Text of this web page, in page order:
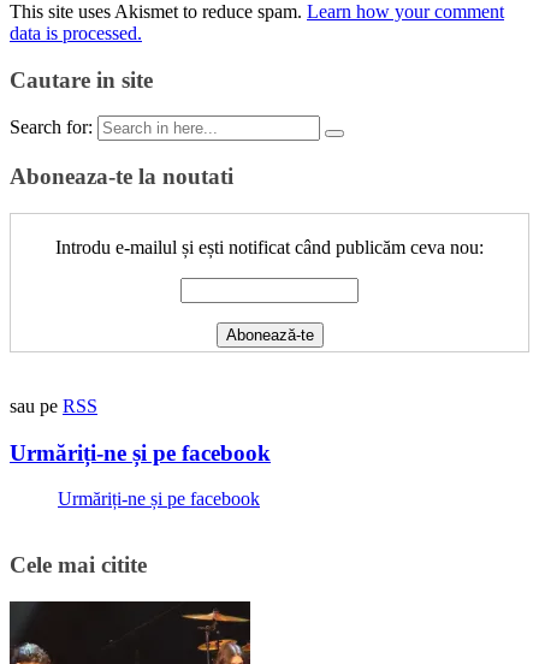
This site uses Akismet to reduce spam. Learn how your comment
data is processed.
Cautare in site
Search for:
Aboneaza-te la noutati
Introdu e-mailul și ești notificat când publicăm ceva nou:
sau pe RSS
Urmăriți-ne și pe facebook
Urmăriți-ne și pe facebook
Cele mai citite